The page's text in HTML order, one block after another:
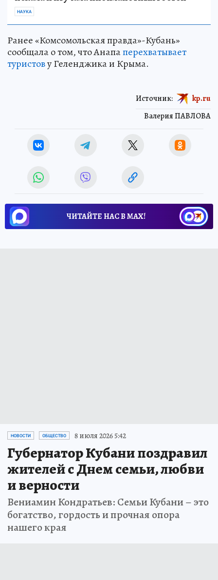
НАУКА
Ранее «Комсомольская правда»-Кубань»
сообщала о том, что Анапаперехватывает
туристову Геленджика и Крыма.
Валерия ПАВЛОВА
Источник: kp.ru
ЧИТАЙТЕ НАС В МАХ!
НОВОСТИ ОБЩЕСТВО 8 июля 2026 5:42
Губернатор Кубани поздравил
жителей с Днем семьи, любви
и верности
Вениамин Кондратьев: Семьи Кубани – это
богатство, гордость и прочная опора
нашего края